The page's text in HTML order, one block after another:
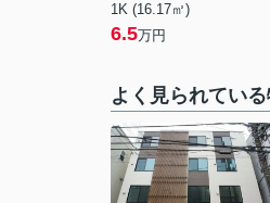
1K (16.17㎡)
6.5万円
よく見られてい